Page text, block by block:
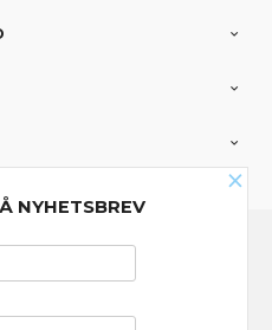
×
NYHETSBREV